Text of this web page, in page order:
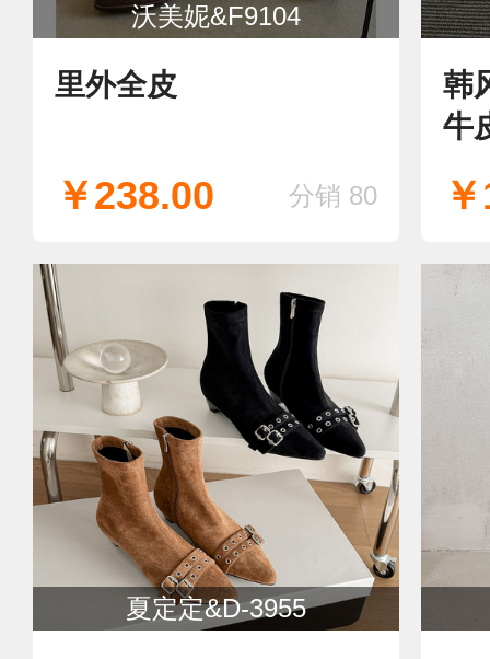
沃美妮&F9104
里外全皮
￥238.00 分销 80
韩
牛
夏定定&D-3955